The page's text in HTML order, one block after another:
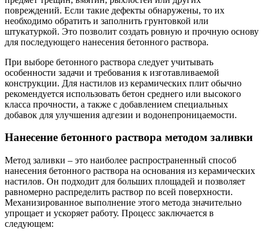
повреждений. Если такие дефекты обнаружены, то их
необходимо обратить и заполнить грунтовкой или
штукатуркой. Это позволит создать ровную и прочную основу
для последующего нанесения бетонного раствора.
При выборе бетонного раствора следует учитывать
особенности задачи и требования к изготавливаемой
конструкции. Для настилов из керамических плит обычно
рекомендуется использовать бетон среднего или высокого
класса прочности, а также с добавлением специальных
добавок для улучшения адгезии и водонепроницаемости.
Нанесение бетонного раствора методом заливки
Метод заливки – это наиболее распространенный способ
нанесения бетонного раствора на основания из керамических
настилов. Он подходит для больших площадей и позволяет
равномерно распределить раствор по всей поверхности.
Механизированное выполнение этого метода значительно
упрощает и ускоряет работу. Процесс заключается в
следующем: